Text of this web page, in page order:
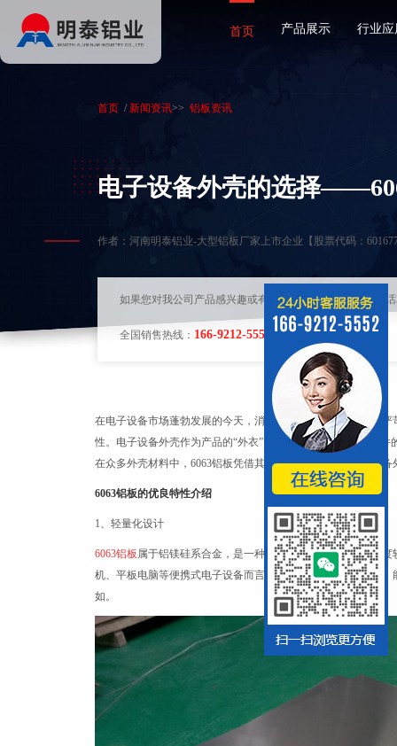
首页 产品展示 行业应
首页 /新闻资讯>> 铝板资讯
电子设备外壳的选择
作者：河南明泰铝业-大型铝板厂家上市企业【股票代码：
如果您对我公司产品感兴趣或有其他问题，可随时拨打电
全国销售热线： 166-9212-5552
在电子设备市场蓬勃发展的今天，消费者对于产品的要求愈发
性。电子设备外壳作为产品的“外衣”，不仅承担着保护内部元
在众多外壳材料中，6063铝板凭借其独特的优势，成为电子设备
6063铝板的优良特性介绍
1、轻量化设计
6063铝板属于铝镁硅系合金，是一种低合金化高塑性合金，密
机、平板电脑等便携式电子设备而言，采用6063铝板制作外壳
如。